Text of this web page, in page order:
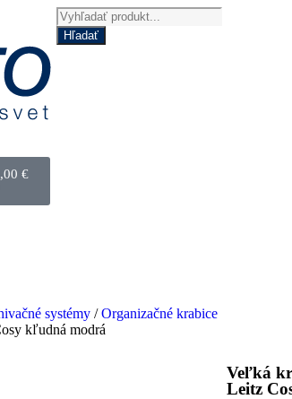
Hľadať
€
systémy /Organizačné krabice
kľudná modrá
Veľká
Leitz